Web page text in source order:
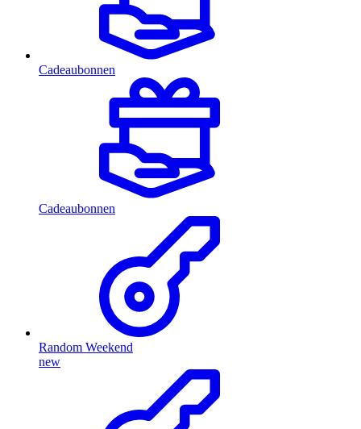
Cadeaubonnen
Cadeaubonnen
Random Weekend
new